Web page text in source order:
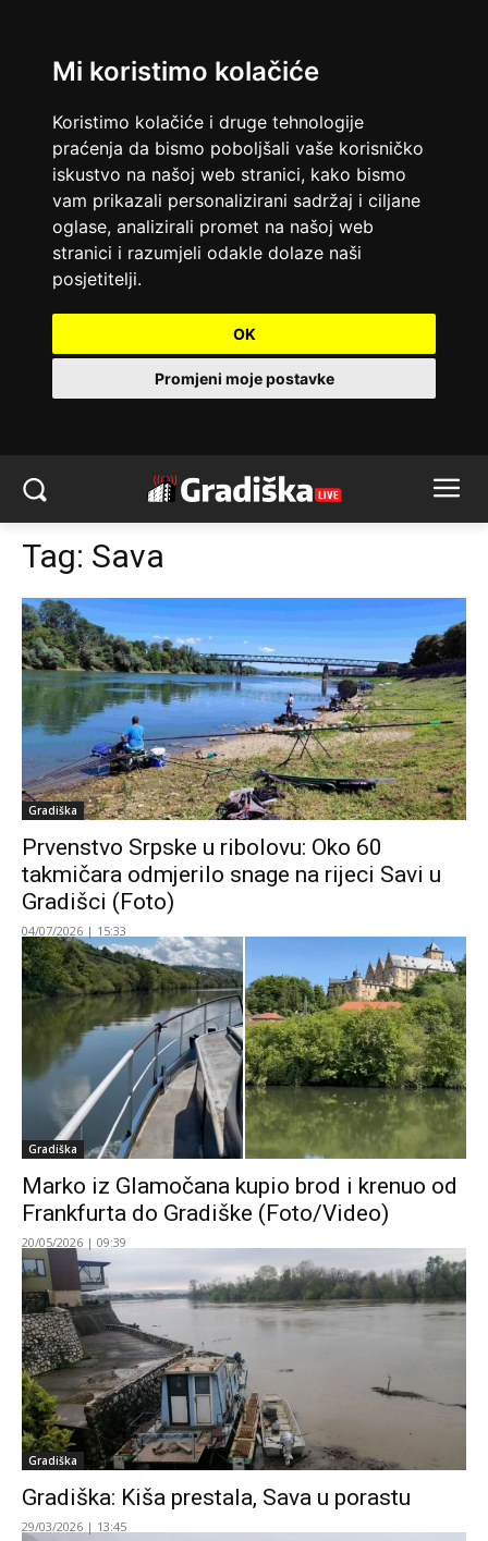
Mi koristimo kolačiće
Koristimo kolačiće i druge tehnologije
praćenja da bismo poboljšali vaše korisničko
iskustvo na našoj web stranici, kako bismo
vam prikazali personalizirani sadržaj i ciljane
oglase, analizirali promet na našoj web
stranici i razumjeli odakle dolaze naši
posjetitelji.
OK
Promjeni moje postavke
Tag: Sava
Gradiška
Prvenstvo Srpske u ribolovu: Oko 60
takmičara odmjerilo snage na rijeci Savi u
Gradišci (Foto)
04/07/2026 | 15:33
Gradiška
Marko iz Glamočana kupio brod i krenuo od
Frankfurta do Gradiške (Foto/Video)
20/05/2026 | 09:39
Gradiška
Gradiška: Kiša prestala, Sava u porastu
29/03/2026 | 13:45